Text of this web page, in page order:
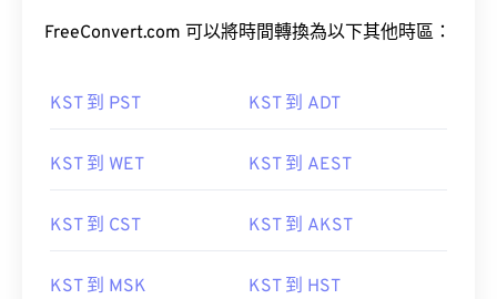
FreeConvert.com 可以將時間轉換為以下其他時區：
KST 到 PST KST 到 ADT
KST 到 WET KST 到 AEST
KST 到 CST KST 到 AKST
KST 到 MSK KST 到 HST